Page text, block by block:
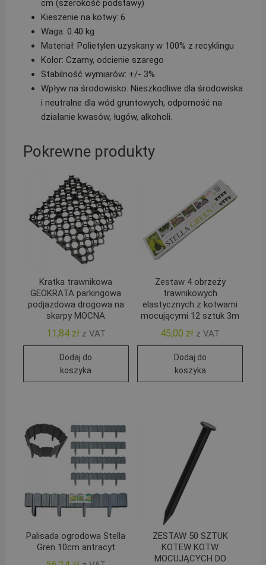
cm (szerokość podstawy)
Kieszenie na kotwy: 6
Waga: 0.40 kg
Materiał: Polietylen uzyskany w 100% z recyklingu
Kolor: Czarny, odcienie szarego
Stabilność wymiarów: +/- 3%
Wpływ na środowisko: Nieszkodliwe dla środowiska
i neutralne dla wód gruntowych, odporność na
działanie kwasów, ługów, alkoholi.
Pokrewne produkty
Kratka trawnikowa
GEOKRATA parkingowa
podjazdowa drogowa na
skarpy MOCNA
11,84 zł z VAT
Dodaj do
koszyka
Zestaw 4 obrzeży
trawnikowych
elastycznych z kotwami
mocującymi 12 sztuk 3m
45,00 zł z VAT
Dodaj do
koszyka
Palisada ogrodowa Stella
Gren 10cm antracyt
ZESTAW 50 SZTUK
KOTEW KOTW
MOCUJĄCYCH DO